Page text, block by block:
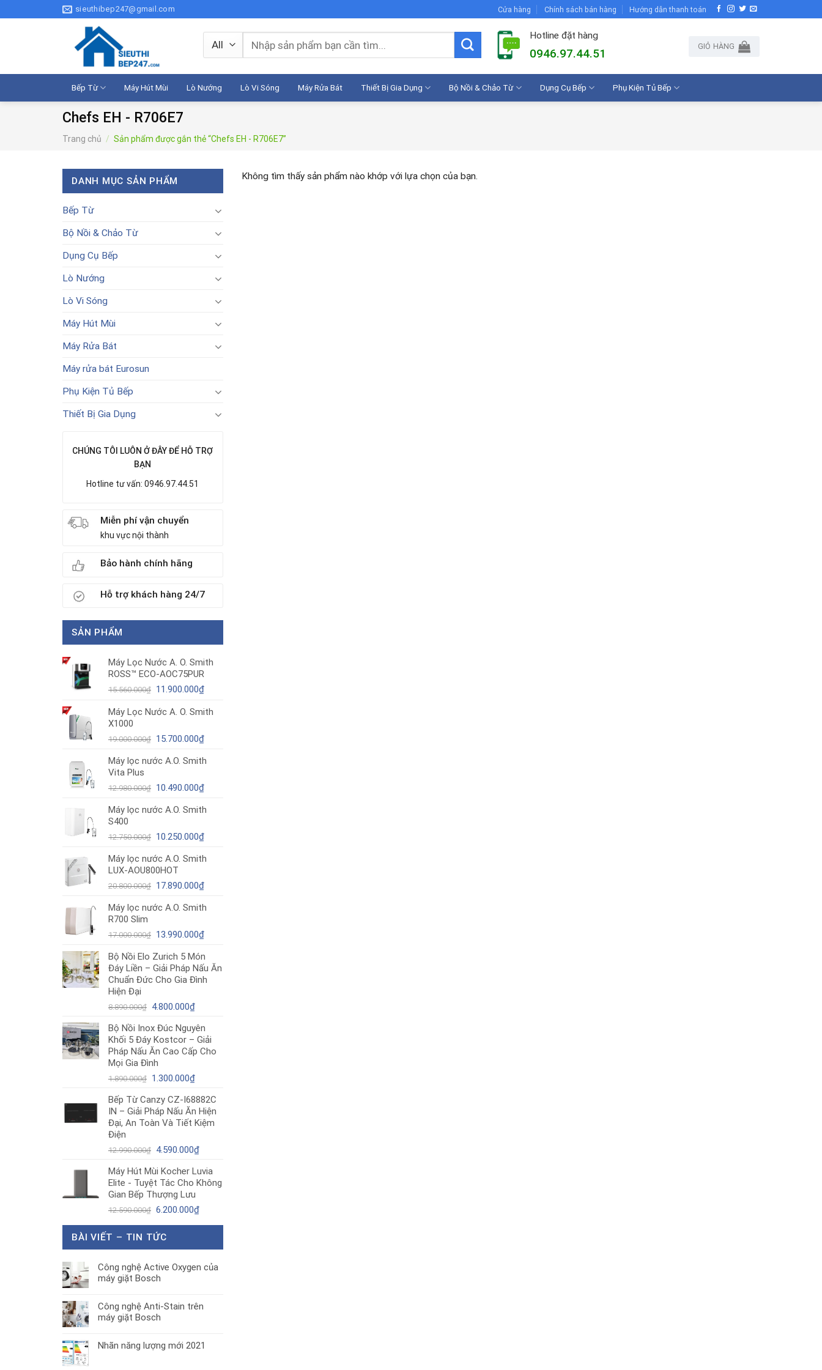
to
sieuthibep247@gmail.com Cửa hàng Chính sách bán hàng Hướng dẫn thanh toán
Tìm
kiếm:
Hotline đặt hàng
0946.97.44.51
GIỎ HÀNG
Bếp Từ Máy Hút Mùi Lò Nướng Lò Vi Sóng Máy Rửa Bát Thiết Bị Gia Dụng Bộ Nồi & Chảo Từ Dụng Cụ Bếp Phụ Kiện Tủ Bếp
Chefs EH - R706E7
Trang chủ / Sản phẩm được gắn thẻ “Chefs EH - R706E7”
DANH MỤC SẢN PHẨM
Bếp Từ
Bộ Nồi & Chảo Từ
Dụng Cụ Bếp
Lò Nướng
Lò Vi Sóng
Máy Hút Mùi
Máy Rửa Bát
Máy rửa bát Eurosun
Phụ Kiện Tủ Bếp
Thiết Bị Gia Dụng
CHÚNG TÔI LUÔN Ở ĐÂY ĐỂ HỖ TRỢ
BẠN
Hotline tư vấn: 0946.97.44.51
Miễn phí vận chuyển
khu vực nội thành
Bảo hành chính hãng
Hỗ trợ khách hàng 24/7
SẢN PHẨM
Máy Lọc Nước A. O. Smith
ROSS™ ECO-AOC75PUR
15.560.000₫ Giá
là:
11.900.000₫Giá
tại
11.900.000₫.
Máy Lọc Nước A. O. Smith
X1000
19.000.000₫ Giá
là:
15.700.000₫Giá
tại
15.700.000₫.
Máy lọc nước A.O. Smith
Vita Plus
12.980.000₫ Giá
là:
10.490.000₫Giá
tại
10.490.000₫.
Máy lọc nước A.O. Smith
S400
12.750.000₫ Giá
là:
12.750.000₫.
10.250.000₫Giá
tại
10.250.000₫.
Máy lọc nước A.O. Smith
LUX-AOU800HOT
20.800.000₫ Giá
là:
17.890.000₫Giá
tại
17.890.000₫.
Máy lọc nước A.O. Smith
R700 Slim
17.000.000₫ Giá
là:
17.000.000₫.
13.990.000₫Giá
tại
là:
13.990.000₫.
Bộ Nồi Elo Zurich 5 Món
Đáy Liền – Giải Pháp Nấu Ăn
Chuẩn Đức Cho Gia Đình
Hiện Đại
8.890.000₫ Giá
là:
8.890.000₫.
4.800.000₫Giá
tại
là:
4.800.000₫.
Bộ Nồi Inox Đúc Nguyên
Khối 5 Đáy Kostcor – Giải
Pháp Nấu Ăn Cao Cấp Cho
Mọi Gia Đình
1.890.000₫ Giá
là:
1.890.000₫.
1.300.000₫Giá
tại
là:
1.300.000₫.
Bếp Từ Canzy CZ-I68882C
IN – Giải Pháp Nấu Ăn Hiện
Đại, An Toàn Và Tiết Kiệm
Điện
12.990.000₫ Giá
là:
12.990.000₫.
4.590.000₫Giá
tại
là:
Máy Hút Mùi Kocher Luvia
Elite - Tuyệt Tác Cho Không
Gian Bếp Thượng Lưu
12.590.000₫ Giá
là:
6.200.000₫Giá
BÀI VIẾT – TIN TỨC
Công nghệ Active Oxygen của
máy giặt Bosch
Công nghệ Anti-Stain trên
máy giặt Bosch
Nhãn năng lượng mới 2021
Không tìm thấy sản phẩm nào khớp với lựa chọn của bạn.